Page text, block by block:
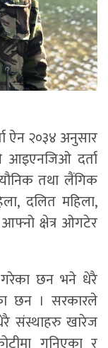
ऐन २०३४ अनुसार
आइएनजिओ दर्ता
तथा लैंगिक
दलित महिला,
क्षेत्र ओगटेर
छन भने धेरै
छन । सरकारले
संस्थाहरु खारेज